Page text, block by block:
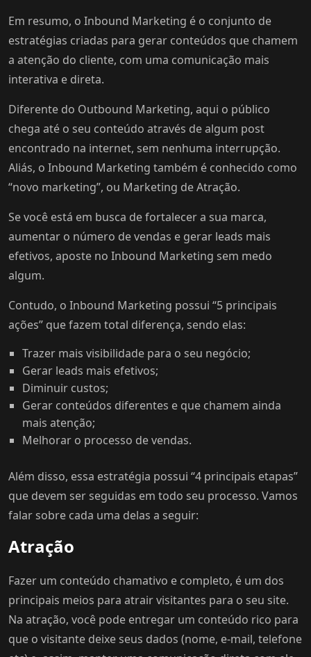
Em resumo, o Inbound Marketing é o conjunto de
estratégias criadas para gerar conteúdos que chamem
a atenção do cliente, com uma comunicação mais
interativa e direta.
Diferente do Outbound Marketing, aqui o público
chega até o seu conteúdo através de algum post
encontrado na internet, sem nenhuma interrupção.
Aliás, o Inbound Marketing também é conhecido como
“novo marketing”, ou Marketing de Atração.
Se você está em busca de fortalecer a sua marca,
aumentar o número de vendas e gerar leads mais
efetivos, aposte no Inbound Marketing sem medo
algum.
Contudo, o Inbound Marketing possui “5 principais
ações” que fazem total diferença, sendo elas:
Trazer mais visibilidade para o seu negócio;
Gerar leads mais efetivos;
Diminuir custos;
Gerar conteúdos diferentes e que chamem ainda
mais atenção;
Melhorar o processo de vendas.
Além disso, essa estratégia possui “4 principais etapas”
que devem ser seguidas em todo seu processo. Vamos
falar sobre cada uma delas a seguir:
Atração
Fazer um conteúdo chamativo e completo, é um dos
principais meios para atrair visitantes para o seu site.
Na atração, você pode entregar um conteúdo rico para
que o visitante deixe seus dados (nome, e-mail, telefone